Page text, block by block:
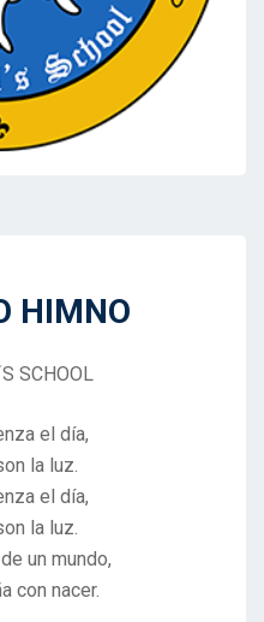
HIMNO
SCHOOL
el día,
la luz.
el día,
la luz.
un mundo,
con nacer.